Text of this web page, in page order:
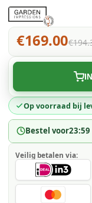
€169.00
Op voorraad bij
Bestel voor23:59
Veilig betalen via: